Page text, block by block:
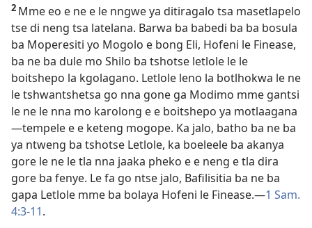
2 Mme eo e ne e le nngwe ya ditiragalo tsa masetlapelo
tse di neng tsa latelana. Barwa ba babedi ba ba bosula
ba Moperesiti yo Mogolo e bong Eli, Hofeni le Finease,
ba ne ba dule mo Shilo ba tshotse letlole le le
boitshepo la kgolagano. Letlole leno la botlhokwa le ne
le tshwantshetsa go nna gone ga Modimo mme gantsi
le ne le nna mo karolong e e boitshepo ya motlaagana
—tempele e e keteng mogope. Ka jalo, batho ba ne ba
ya ntweng ba tshotse Letlole, ka boeleele ba akanya
gore le ne le tla nna jaaka pheko e e neng e tla dira
gore ba fenye. Le fa go ntse jalo, Bafilisitia ba ne ba
gapa Letlole mme ba bolaya Hofeni le Finease.—1 Sam.
4:3-11.